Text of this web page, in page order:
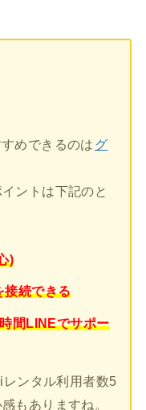
めできるのは グ
ントは下記のと
)
接続できる
間LINEでサポー
ンタル利用者数5
もありますね。